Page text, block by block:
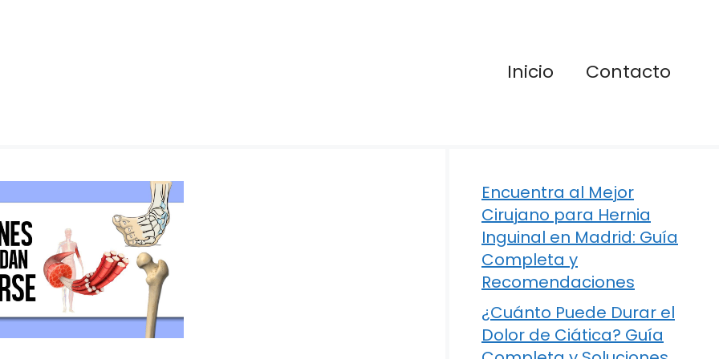
Inicio Contacto
Encuentra al Mejor
Cirujano para Hernia
Inguinal en Madrid: Guía
Completa y
Recomendaciones
¿Cuánto Puede Durar el
Dolor de Ciática? Guía